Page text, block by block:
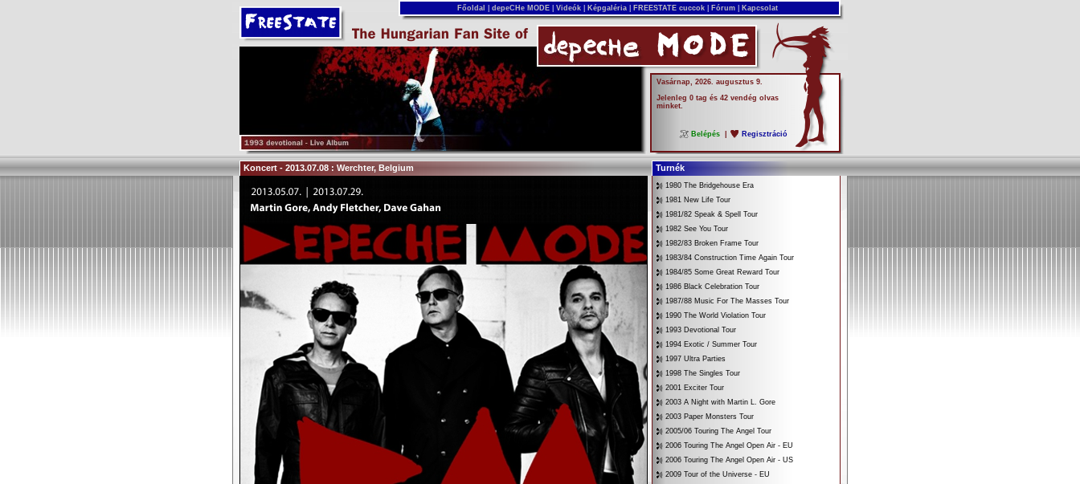
Főoldal depeCHe MODE Videók Képgaléria FREESTATE cuccok Fórum Kapcsolat
Vasárnap, 2026. augusztus 9.
Jelenleg 0 tag és 42 vendég olvas
minket.
Belépés Regisztráció
Koncert - 2013.07.08 : Werchter, Belgium Turnék
1980 The Bridgehouse Era
1981 New Life Tour
1981/82 Speak & Spell Tour
1982 See You Tour
1982/83 Broken Frame Tour
1983/84 Construction Time Again Tour
1984/85 Some Great Reward Tour
1986 Black Celebration Tour
1987/88 Music For The Masses Tour
1990 The World Violation Tour
1993 Devotional Tour
1994 Exotic / Summer Tour
1997 Ultra Parties
1998 The Singles Tour
2001 Exciter Tour
2003 A Night with Martin L. Gore
2003 Paper Monsters Tour
2005/06 Touring The Angel Tour
2006 Touring The Angel Open Air - EU
2006 Touring The Angel Open Air - US
2009 Tour of the Universe - EU